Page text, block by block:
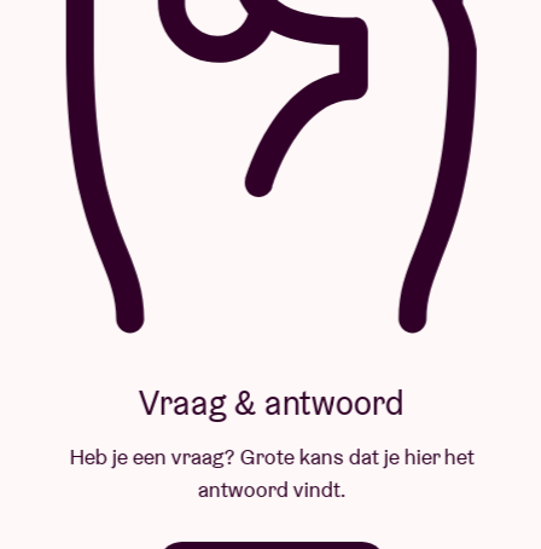
Vraag & antwoord
Heb je een vraag? Grote kans dat je hier het
antwoord vindt.